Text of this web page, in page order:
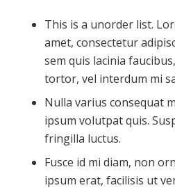
This is a unorder list.
amet, consectetur
sem quis lacinia
tortor, vel interdum mi
Nulla varius consequat
ipsum volutpat quis.
fringilla luctus.
Fusce id mi diam, non
ipsum erat, facilisis ut